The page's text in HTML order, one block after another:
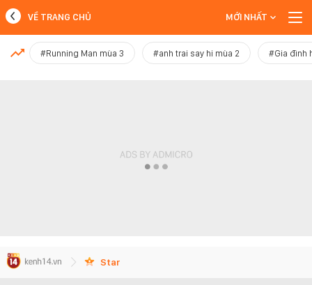
MỚI NHẤT
VỀ TRANG CHỦ MỚI NHẤT
#Running Man mùa 3 #anh trai say hi mùa 2 #Gia đình
Star